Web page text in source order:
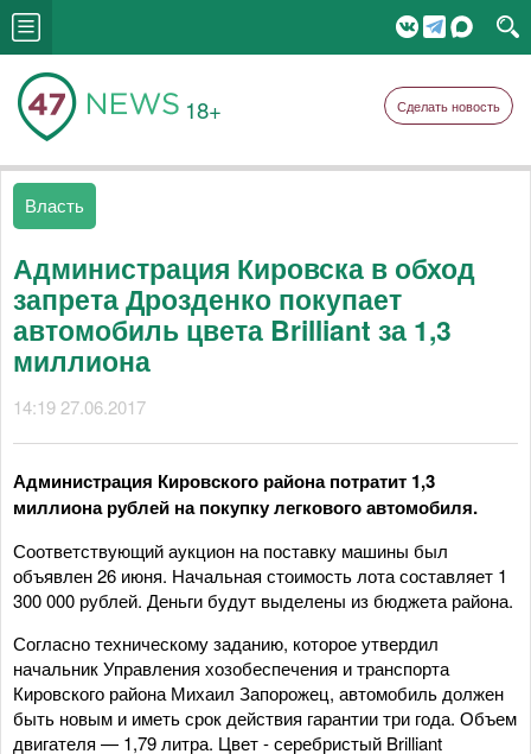
18+ Сделать новость
Власть
Администрация Кировска в обход
запрета Дрозденко покупает
автомобиль цвета Brilliant за 1,3
миллиона
14:19 27.06.2017
Администрация Кировского района потратит 1,3
миллиона рублей на покупку легкового автомобиля.
Соответствующий аукцион на поставку машины был
объявлен 26 июня. Начальная стоимость лота составляет 1
300 000 рублей. Деньги будут выделены из бюджета района.
Согласно техническому заданию, которое утвердил
начальник Управления хозобеспечения и транспорта
Кировского района Михаил Запорожец, автомобиль должен
быть новым и иметь срок действия гарантии три года. Объем
двигателя — 1,79 литра. Цвет - серебристый Brilliant